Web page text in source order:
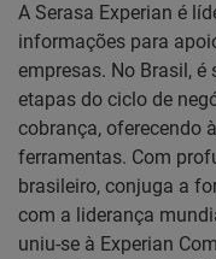
A Serasa Experian é
informações para
empresas. No Brasil,
etapas do ciclo de
cobrança, oferecendo
ferramentas. Com
brasileiro, conjuga a
com a liderança
uniu-se à Experian